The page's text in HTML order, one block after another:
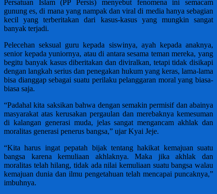
Persatuan Islam (PP Persis) menyebut fenomena ini semacam
gunung es, di mana yang nampak dan viral di media hanya sebagian
kecil yang terberitakan dari kasus-kasus yang mungkin sangat
banyak terjadi.
Pelecehan seksual guru kepada siswinya, ayah kepada anaknya,
senior kepada yuniornya, atau di antara sesama teman mereka, yang
begitu banyak kasus diberitakan dan diviralkan, tetapi tidak disikapi
dengan langkah serius dan penegakan hukum yang keras, lama-lama
bisa dianggap sebagai suatu perilaku pelanggaran moral yang biasa-
biasa saja.
“Padahal kita saksikan bahwa dengan semakin permisif dan abainya
masyarakat atas kerusakan pergaulan dan merebaknya kemesuman
di kalangan generasi muda, jelas sangat mengancam akhlak dan
moralitas generasi penerus bangsa,” ujar Kyai Jeje.
“Kita harus ingat pepatah bijak tentang hakikat kemajuan suatu
bangsa karena kemuliaan akhlaknya. Maka jika akhlak dan
moralitas telah hilang, tidak ada nilai kemuliaan suatu bangsa walau
kemajuan dunia dan ilmu pengetahuan telah mencapai puncaknya,”
imbuhnya.